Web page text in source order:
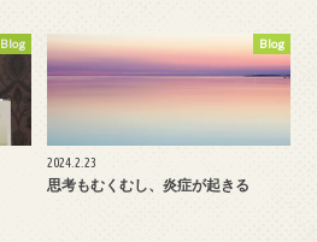
Blog Blog
2024.2.23
思考もむくむし、炎症が起きる